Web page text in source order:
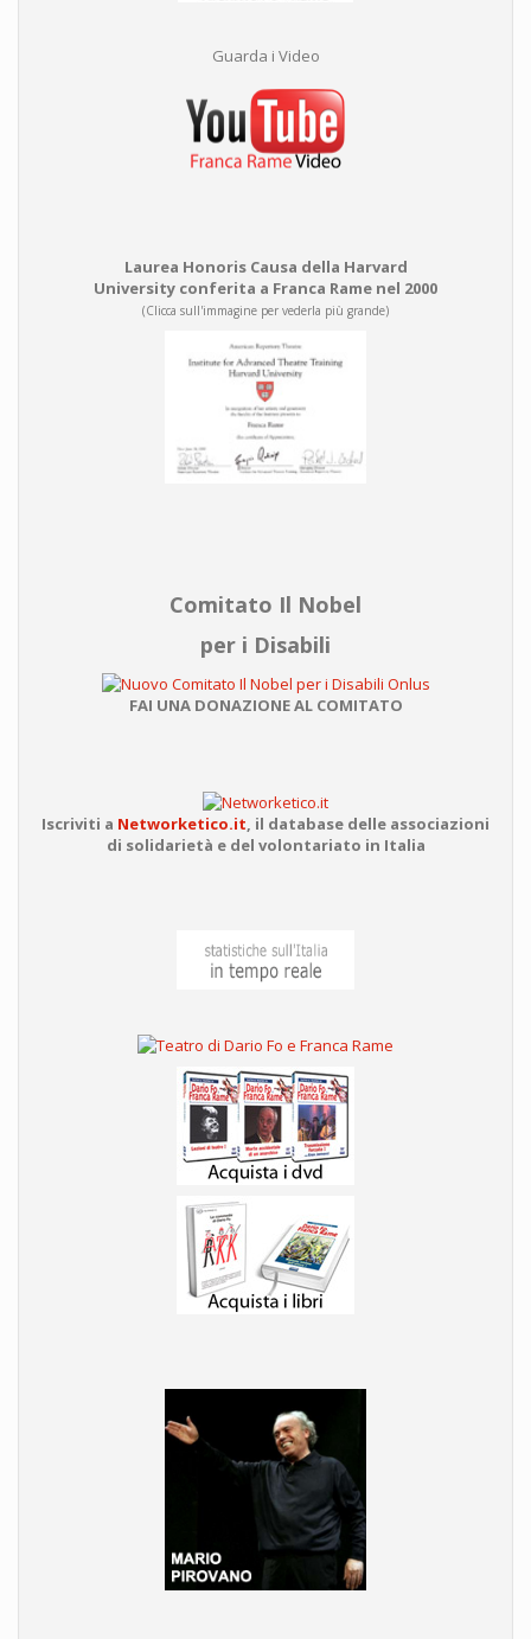
Guarda i Video
Laurea Honoris Causa della Harvard
University conferita a Franca Rame nel 2000
(Clicca sull'immagine per vederla più grande)
Comitato Il Nobel
per i Disabili
FAI UNA DONAZIONE AL COMITATO
Iscriviti a Networketico.it, il database delle associazioni
di solidarietà e del volontariato in Italia